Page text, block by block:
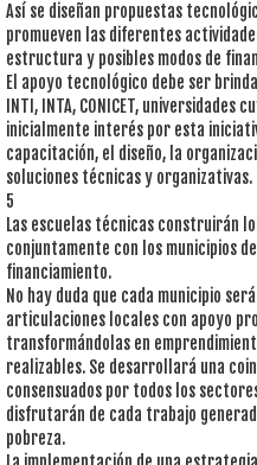
Así se diseñan propuestas
promueven las diferentes
estructura y posibles modos de
El apoyo tecnológico debe ser
INTI, INTA, CONICET,
inicialmente interés por esta
capacitación, el diseño, la
soluciones técnicas y organizativas.
5
Las escuelas técnicas construirán
conjuntamente con los municipios
financiamiento.
No hay duda que cada municipio
articulaciones locales con apoyo
transformándolas en
realizables. Se desarrollará una
consensuados por todos los
disfrutarán de cada trabajo
pobreza.